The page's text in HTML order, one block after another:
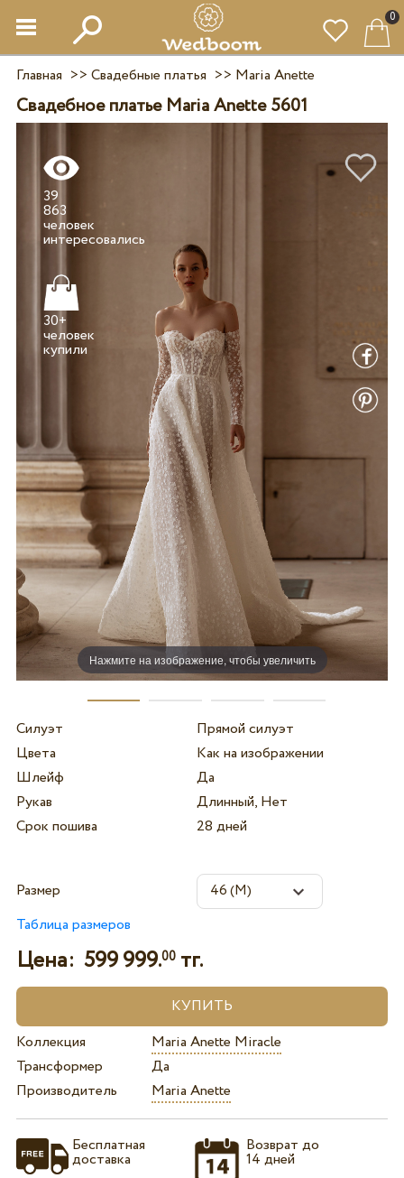
0
Главная >> Свадебные платья >> Maria Anette
Свадебное платье Maria Anette 5601
Нажмите на изображение, чтобы увеличить
39
863
человек
30+
человек
Силуэт
Прямой силуэт
Цвета
Как на изображении
Шлейф
Да
Рукав
Длинный, Нет
Срок пошива
28 дней
Размер
Таблица размеров
Цена: 599 999.00тг.
Коллекция
Maria Anette Miracle
Трансформер
Да
Производитель
Maria Anette
Бесплатная
доставка
Возврат до
14 дней